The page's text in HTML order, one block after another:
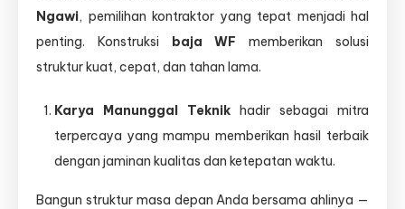
Ngawi, pemilihan kontraktor yang tepat menjadi hal
penting. Konstruksi baja WF memberikan solusi
struktur kuat, cepat, dan tahan lama.
Karya Manunggal Teknik hadir sebagai mitra
terpercaya yang mampu memberikan hasil terbaik
dengan jaminan kualitas dan ketepatan waktu.
Bangun struktur masa depan Anda bersama ahlinya —